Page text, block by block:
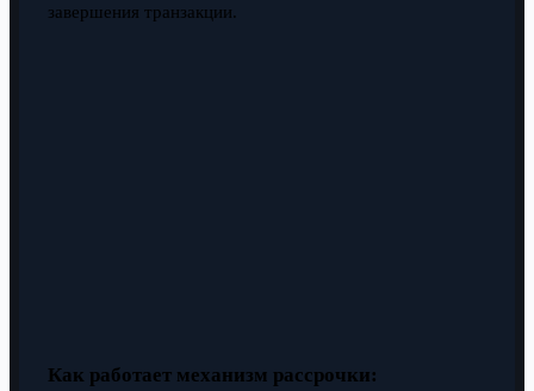
завершения транзакции.
Как работает механизм рассрочки: